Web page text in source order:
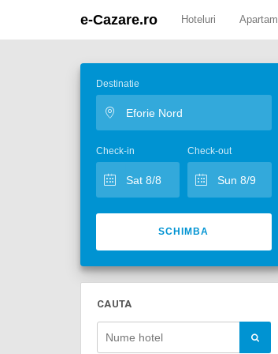
e-Cazare.ro Hoteluri
Destinatie
Check-in Check-out
SCHIMBA
CAUTA